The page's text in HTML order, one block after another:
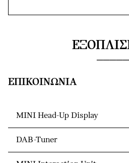
ΕΠΙΚΟΙΝΩΝΊΑ
MINI Head-Up Display
DAB-Tuner